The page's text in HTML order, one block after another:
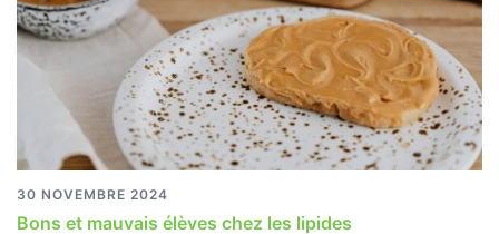
30 NOVEMBRE 2024
Bons et mauvais élèves chez les lipides